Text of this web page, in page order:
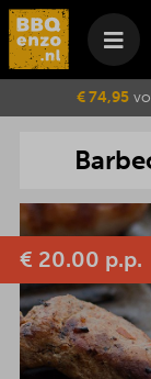
Je
€ 74,95
€ 20.00 p.p.